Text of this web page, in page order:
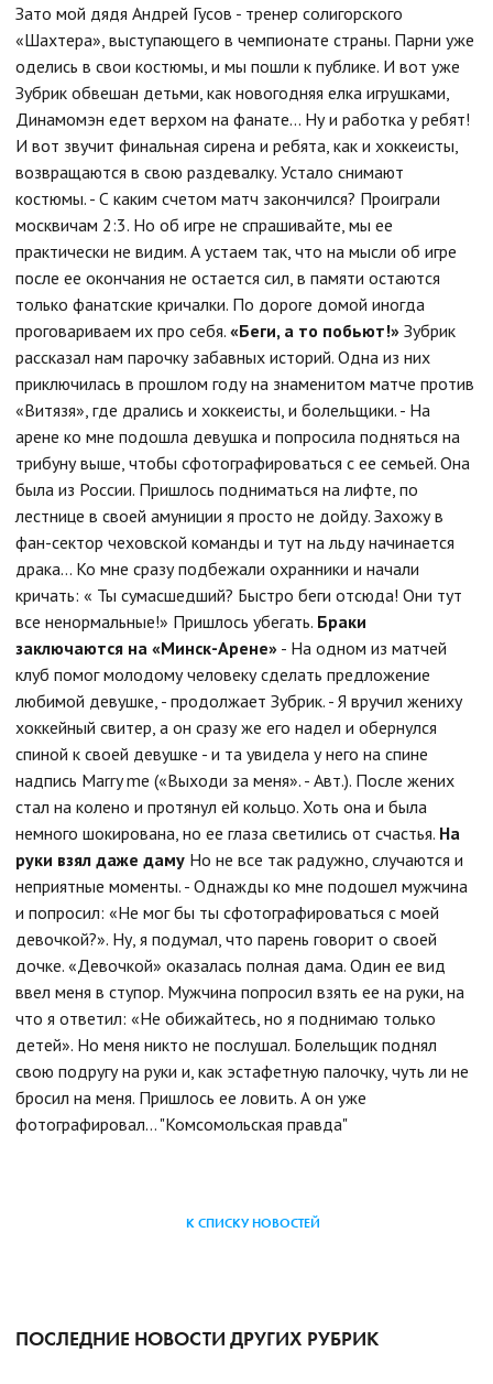
Зато мой дядя Андрей Гусов - тренер солигорского
«Шахтера», выступающего в чемпионате страны. Парни уже
оделись в свои костюмы, и мы пошли к публике. И вот уже
Зубрик обвешан детьми, как новогодняя елка игрушками,
Динамомэн едет верхом на фанате... Ну и работка у ребят!
И вот звучит финальная сирена и ребята, как и хоккеисты,
возвращаются в свою раздевалку. Устало снимают
костюмы. - С каким счетом матч закончился? Проиграли
москвичам 2:3. Но об игре не спрашивайте, мы ее
практически не видим. А устаем так, что на мысли об игре
после ее окончания не остается сил, в памяти остаются
только фанатские кричалки. По дороге домой иногда
проговариваем их про себя. «Беги, а то побьют!» Зубрик
рассказал нам парочку забавных историй. Одна из них
приключилась в прошлом году на знаменитом матче против
«Витязя», где дрались и хоккеисты, и болельщики. - На
арене ко мне подошла девушка и попросила подняться на
трибуну выше, чтобы сфотографироваться с ее семьей. Она
была из России. Пришлось подниматься на лифте, по
лестнице в своей амуниции я просто не дойду. Захожу в
фан-сектор чеховской команды и тут на льду начинается
драка… Ко мне сразу подбежали охранники и начали
кричать: « Ты сумасшедший? Быстро беги отсюда! Они тут
все ненормальные!» Пришлось убегать. Браки
заключаются на «Минск-Арене» - На одном из матчей
клуб помог молодому человеку сделать предложение
любимой девушке, - продолжает Зубрик. - Я вручил жениху
хоккейный свитер, а он сразу же его надел и обернулся
спиной к своей девушке - и та увидела у него на спине
надпись Marry me («Выходи за меня». - Авт.). После жених
стал на колено и протянул ей кольцо. Хоть она и была
немного шокирована, но ее глаза светились от счастья. На
руки взял даже даму Но не все так радужно, случаются и
неприятные моменты. - Однажды ко мне подошел мужчина
и попросил: «Не мог бы ты сфотографироваться с моей
девочкой?». Ну, я подумал, что парень говорит о своей
дочке. «Девочкой» оказалась полная дама. Один ее вид
ввел меня в ступор. Мужчина попросил взять ее на руки, на
что я ответил: «Не обижайтесь, но я поднимаю только
детей». Но меня никто не послушал. Болельщик поднял
свою подругу на руки и, как эстафетную палочку, чуть ли не
бросил на меня. Пришлось ее ловить. А он уже
фотографировал… "Комсомольская правда"
К СПИСКУ НОВОСТЕЙ
ПОСЛЕДНИЕ НОВОСТИ ДРУГИХ РУБРИК